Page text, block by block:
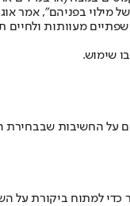
בפניהם", אמר
מעוותות ולחיים
שימוש.
על החשיבות
למתוח ביקורת על